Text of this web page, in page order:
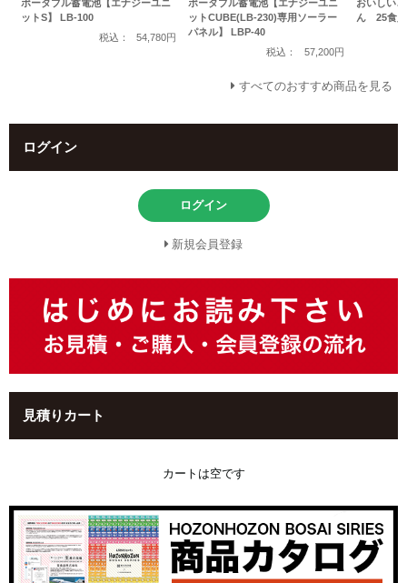
ポータブル蓄電池【エナジーユニ
ットS】 LB-100
税込：
54,780円
ポータブル蓄電池【エナジーユニ
ットCUBE(LB-230)専用ソーラー
パネル】 LBP-40
税込：
57,200円
おいしい
ん 25食入
すべてのおすすめ商品を見る
ログイン
ログイン
新規会員登録
見積りカート
カートは空です